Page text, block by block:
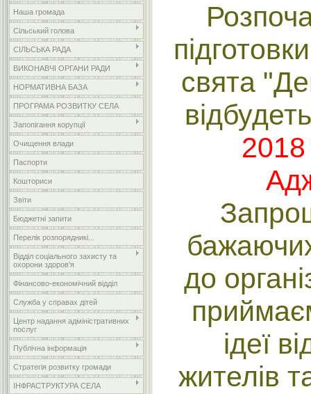
Наша громада
Сільський голова
СІЛЬСЬКА РАДА
ВИКОНАВЧІ ОРГАНИ РАДИ
НОРМАТИВНА БАЗА
ПРОГРАМА РОЗВИТКУ СЕЛА
Запопігання корупції
Очищення влади
Паспорти
Кошториси
Звіти
Бюджетні запити
Перелік розпорядникі...
Відділ соціального захисту та
охорони здоров’я
Фінансово-економічний відділ
Служба у справах дітей
Центр надання адміністративних
послуг
Публічна інформація
Стратегія розвитку громади
ІНФРАСТРУКТУРА СЕЛА
свята
2018
до
ідеї
жителів